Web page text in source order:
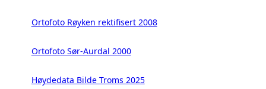
Ortofoto Røyken rektifisert 2008
Ortofoto Sør-Aurdal 2000
Høydedata Bilde Troms 2025